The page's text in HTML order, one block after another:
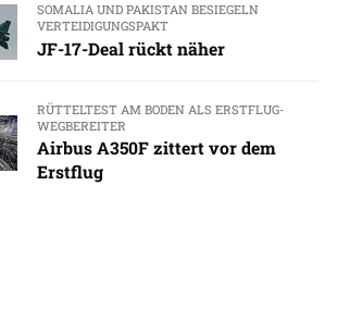
SOMALIA UND PAKISTAN BESIEGELN
VERTEIDIGUNGSPAKT
JF-17-Deal rückt näher
RÜTTELTEST AM BODEN ALS ERSTFLUG-
WEGBEREITER
Airbus A350F zittert vor dem
Erstflug